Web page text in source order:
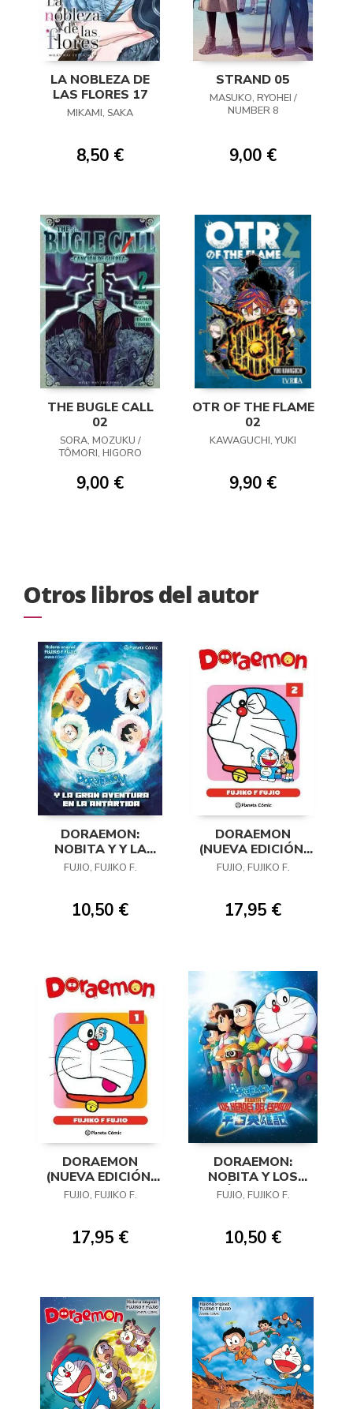
LA NOBLEZA DE
LAS FLORES 17
MIKAMI, SAKA
8,50 €
STRAND 05
MASUKO, RYOHEI /
NUMBER 8
9,00 €
THE BUGLE CALL
02
SORA, MOZUKU /
TÔMORI, HIGORO
9,00 €
OTR OF THE FLAME
02
KAWAGUCHI, YUKI
9,90 €
Otros libros del autor
DORAEMON:
NOBITA Y Y LA
GRAN AVENTURA
FUJIO, FUJIKO F.
10,50 €
DORAEMON
(NUEVA EDICIÓN)
02
FUJIO, FUJIKO F.
17,95 €
DORAEMON
(NUEVA EDICIÓN)
01
FUJIO, FUJIKO F.
17,95 €
DORAEMON:
NOBITA Y LOS
HÉROES DEL
FUJIO, FUJIKO F.
10,50 €